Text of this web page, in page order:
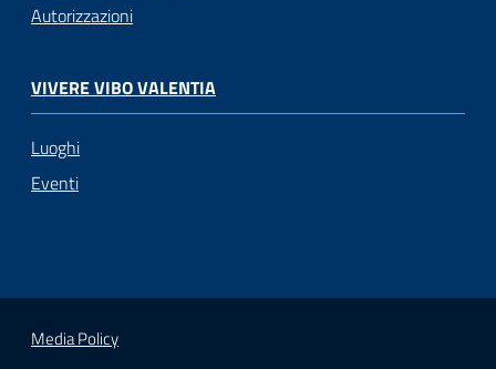
Autorizzazioni
VIVERE VIBO VALENTIA
Luoghi
Eventi
Media Policy